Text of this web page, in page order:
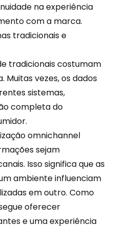
na experiência
com a marca.
tradicionais e
tradicionais costumam
Muitas vezes, os dados
sistemas,
completa do
omnichannel
sejam
Isso significa que as
ambiente influenciam
em outro. Como
oferecer
e umaexperiência